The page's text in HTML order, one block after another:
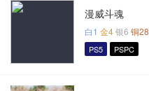
漫威斗魂
白1 金4银6 铜28
PS5 PSPC